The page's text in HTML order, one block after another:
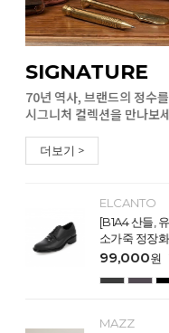
SIGNATURE
70년 역사, 브랜드의 정수
시그니처 컬렉션을 만나보
더보기 >
ELCANTO
[B1A4 산들,
소가죽 정장
99,000원
MAZZ